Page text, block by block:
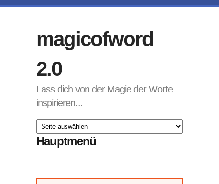
magicofword
2.0
Lass dich von der Magie der Worte
inspirieren...
Hauptmenü